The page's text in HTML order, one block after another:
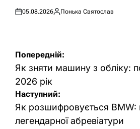
Оприлюднено
05.08.2026
Опубліковано
Понька Святослав
Навігація
записів
Попередній:
Як зняти машину з обліку:
2026 рік
Наступний:
Як розшифровується BMW:
легендарної абревіатури